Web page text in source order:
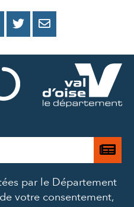
PARTAGER
FACEBOOK
PARTAGER
PARTAGER
MAIL
Je
à
par le Département
votre consentement,